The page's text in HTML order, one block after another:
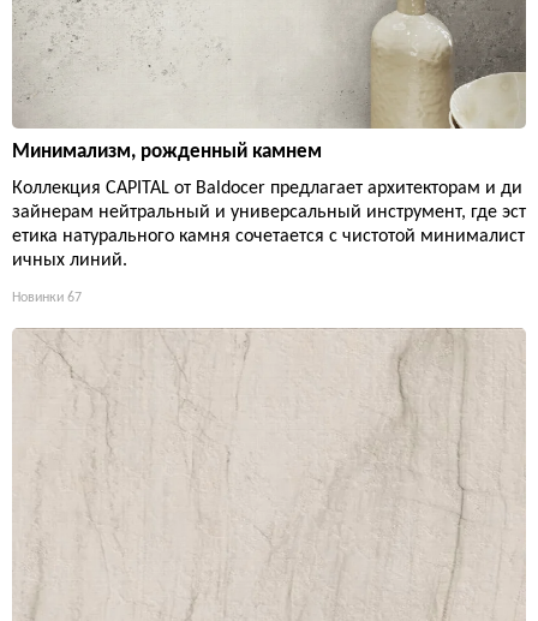
Минимализм, рожденный камнем
Коллекция CAPITAL от Baldocer предлагает архитекторам и ди
зайнерам нейтральный и универсальный инструмент, где эст
етика натурального камня сочетается с чистотой минималист
ичных линий.
Новинки 67